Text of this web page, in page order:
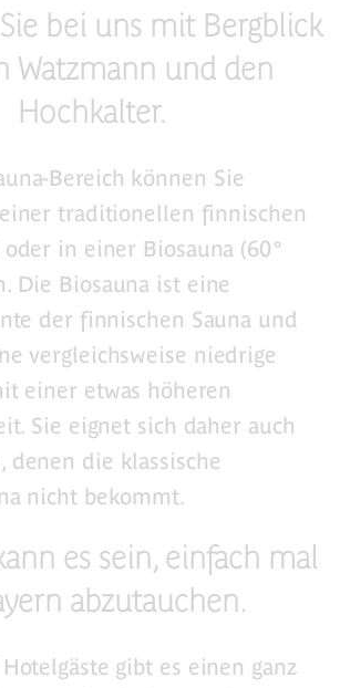
bei uns mit Bergblick
Watzmann und den
Hochkalter.
Bereich können Sie
traditionellen finnischen
oder in einer Biosauna (60°
Die Biosauna ist eine
der finnischen Sauna und
vergleichsweise niedrige
einer etwas höheren
Sie eignet sich daher auch
denen die klassische
nicht bekommt.
es sein, einfach mal
abzutauchen.
gibt es einen ganz